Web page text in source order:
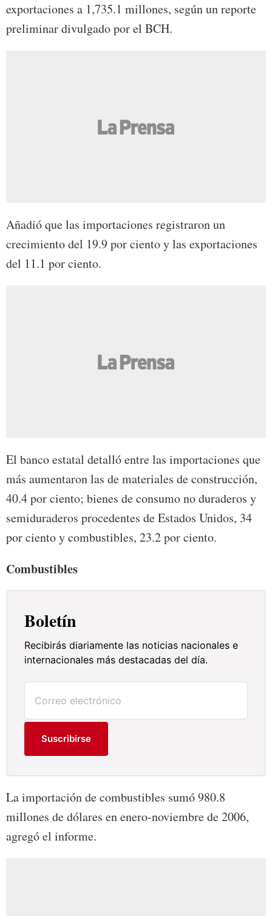
exportaciones a 1,735.1 millones, según un reporte
preliminar divulgado por el BCH.
Añadió que las importaciones registraron un
crecimiento del 19.9 por ciento y las exportaciones
del 11.1 por ciento.
El banco estatal detalló entre las importaciones que
más aumentaron las de materiales de construcción,
40.4 por ciento; bienes de consumo no duraderos y
semiduraderos procedentes de Estados Unidos, 34
por ciento y combustibles, 23.2 por ciento.
Combustibles
Boletín
Recibirás diariamente las noticias nacionales e
internacionales más destacadas del día.
Suscribirse
La importación de combustibles sumó 980.8
millones de dólares en enero-noviembre de 2006,
agregó el informe.